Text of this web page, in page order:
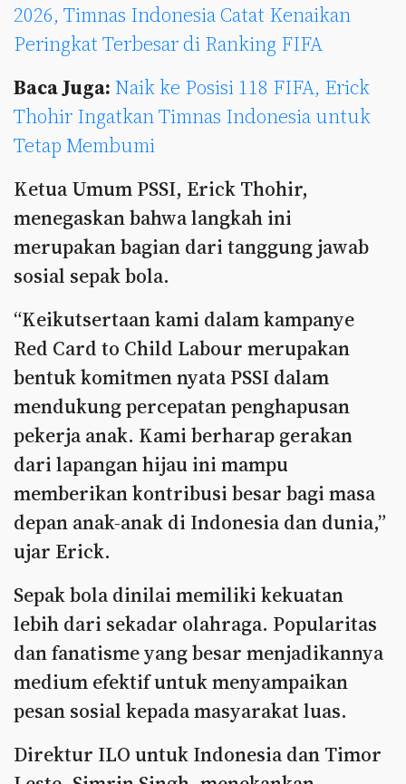
2026, Timnas Indonesia Catat Kenaikan
Peringkat Terbesar di Ranking FIFA
Baca Juga: Naik ke Posisi 118 FIFA, Erick
Thohir Ingatkan Timnas Indonesia untuk
Tetap Membumi
Ketua Umum PSSI, Erick Thohir,
menegaskan bahwa langkah ini
merupakan bagian dari tanggung jawab
sosial sepak bola.
“Keikutsertaan kami dalam kampanye
Red Card to Child Labour merupakan
bentuk komitmen nyata PSSI dalam
mendukung percepatan penghapusan
pekerja anak. Kami berharap gerakan
dari lapangan hijau ini mampu
memberikan kontribusi besar bagi masa
depan anak-anak di Indonesia dan dunia,”
ujar Erick.
Sepak bola dinilai memiliki kekuatan
lebih dari sekadar olahraga. Popularitas
dan fanatisme yang besar menjadikannya
medium efektif untuk menyampaikan
pesan sosial kepada masyarakat luas.
Direktur ILO untuk Indonesia dan Timor